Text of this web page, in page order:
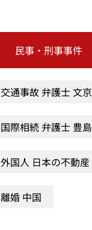
民事・刑事事件
交通事故 弁護士 文
国際相続 弁護士 豊
外国人 日本の不動産
離婚 中国